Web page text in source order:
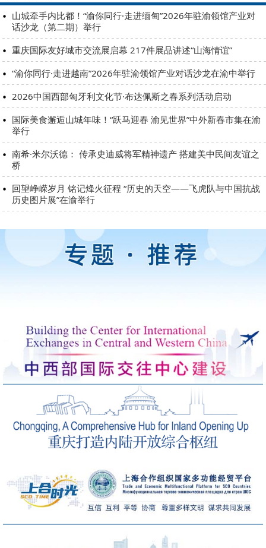
山城牵手内比都！“渝你同行·走进缅甸”2026年驻渝领馆产业对
话沙龙（第二期）举行
重庆国际友好城市交流展启幕 217件展品讲述“山海情谊”
“渝你同行·走进越南”2026年驻渝领馆产业对话沙龙在渝中举行
2026中国西部匈牙利文化节·布达佩斯之春系列活动启动
国际美食邂逅山城年味！“跃马迎春 渝见世界”中外新春市集在渝
举行
南希·米尔沃德： 传承史迪威将军精神遗产 搭建美中民间友谊之
桥
回望峥嵘岁月 铭记烽火征程 “历史的天空——飞虎队与中国抗战
历史图片展”在渝举行